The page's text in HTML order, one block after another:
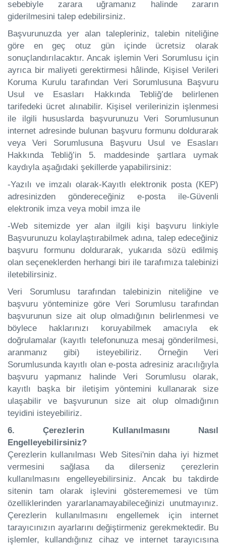
sebebiyle zarara uğramanız halinde zararın
giderilmesini talep edebilirsiniz.
Başvurunuzda yer alan talepleriniz, talebin niteliğine
göre en geç otuz gün içinde ücretsiz olarak
sonuçlandırılacaktır. Ancak işlemin Veri Sorumlusu için
ayrıca bir maliyeti gerektirmesi hâlinde, Kişisel Verileri
Koruma Kurulu tarafından Veri Sorumlusuna Başvuru
Usul ve Esasları Hakkında Tebliğ’de belirlenen
tarifedeki ücret alınabilir. Kişisel verilerinizin işlenmesi
ile ilgili hususlarda başvurunuzu Veri Sorumlusunun
internet adresinde bulunan başvuru formunu doldurarak
veya Veri Sorumlusuna Başvuru Usul ve Esasları
Hakkında Tebliğ’in 5. maddesinde şartlara uymak
kaydıyla aşağıdaki şekillerde yapabilirsiniz:
-Yazılı ve imzalı olarak-Kayıtlı elektronik posta (KEP)
adresinizden göndereceğiniz e-posta ile-Güvenli
elektronik imza veya mobil imza ile
-Web sitemizde yer alan ilgili kişi başvuru linkiyle
Başvurunuzu kolaylaştırabilmek adına, talep edeceğiniz
başvuru formunu doldurarak, yukarıda sözü edilmiş
olan seçeneklerden herhangi biri ile tarafımıza talebinizi
iletebilirsiniz.
Veri Sorumlusu tarafından talebinizin niteliğine ve
başvuru yönteminize göre Veri Sorumlusu tarafından
başvurunun size ait olup olmadığının belirlenmesi ve
böylece haklarınızı koruyabilmek amacıyla ek
doğrulamalar (kayıtlı telefonunuza mesaj gönderilmesi,
aranmanız gibi) isteyebiliriz. Örneğin Veri
Sorumlusunda kayıtlı olan e-posta adresiniz aracılığıyla
başvuru yapmanız halinde Veri Sorumlusu olarak,
kayıtlı başka bir iletişim yöntemini kullanarak size
ulaşabilir ve başvurunun size ait olup olmadığının
teyidini isteyebiliriz.
6. Çerezlerin Kullanılmasını Nasıl
Engelleyebilirsiniz?
Çerezlerin kullanılması Web Sitesi'nin daha iyi hizmet
vermesini sağlasa da dilerseniz çerezlerin
kullanılmasını engelleyebilirsiniz. Ancak bu takdirde
sitenin tam olarak işlevini gösterememesi ve tüm
özelliklerinden yararlanamayabileceğinizi unutmayınız.
Çerezlerin kullanılmasını engellemek için internet
tarayıcınızın ayarlarını değiştirmeniz gerekmektedir. Bu
işlemler, kullandığınız cihaz ve internet tarayıcısına